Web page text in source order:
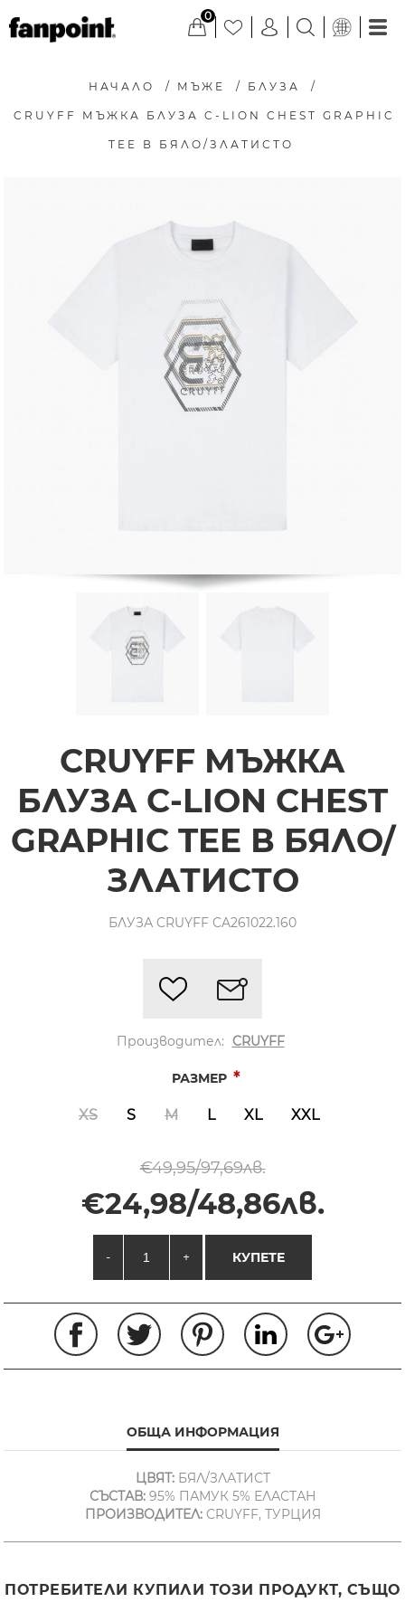
0
НАЧАЛО / МЪЖЕ / БЛУЗА /
CRUYFF МЪЖКА БЛУЗА C-LION CHEST GRAPHIC
TEE В БЯЛО/ЗЛАТИСТО
CRUYFF МЪЖКА
БЛУЗА C-LION CHEST
GRAPHIC TEE В БЯЛО/
ЗЛАТИСТО
БЛУЗА CRUYFF CA261022.160
Производител: CRUYFF
РАЗМЕР *
XS S M L XL XXL
€49,95/97,69лв.
€24,98/48,86лв.
- + КУПЕТЕ
ОБЩА ИНФОРМАЦИЯ
ЦВЯТ:БЯЛ/ЗЛАТИСТ
СЪСТАВ:95% ПАМУК 5% ЕЛАСТАН
ПРОИЗВОДИТЕЛ:CRUYFF, ТУРЦИЯ
ПОТРЕБИТЕЛИ КУПИЛИ ТОЗИ ПРОДУКТ, СЪЩО